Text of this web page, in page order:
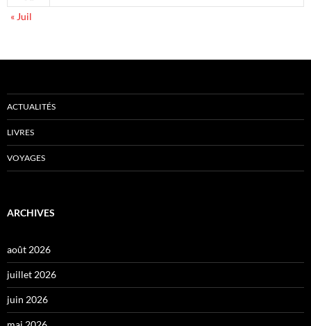
« Juil
ACTUALITÉS
LIVRES
VOYAGES
ARCHIVES
août 2026
juillet 2026
juin 2026